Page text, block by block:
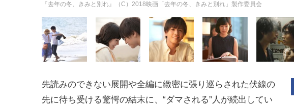
『去年の冬、きみと別れ』（C）2018映画「去年の冬、きみと別れ」製作委員会
先読みのできない展開や全編に緻密に張り巡らされた伏線の
先に待ち受ける驚愕の結末に、“ダマされる”人が続出してい